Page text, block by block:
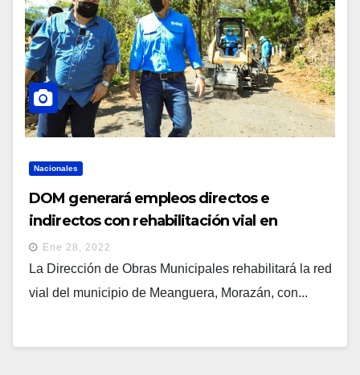
Nacionales
DOM generará empleos directos e
indirectos con rehabilitación vial en
Meanguera
Ene 28, 2022
La Dirección de Obras Municipales rehabilitará la red
vial del municipio de Meanguera, Morazán, con...